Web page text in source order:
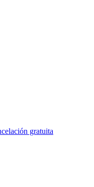
gratuita